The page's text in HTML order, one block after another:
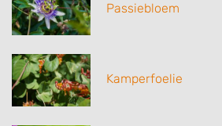
Passiebloem
Kamperfoelie